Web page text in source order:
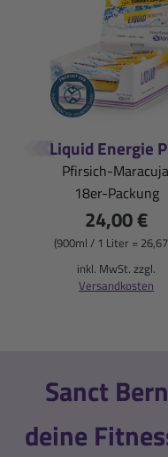
Liquid Energie
Pfirsich-
18er-Packung
24,00 €
(900ml / 1 Liter =
inkl. MwSt. zzgl.
Versandkosten
Sanct
deine